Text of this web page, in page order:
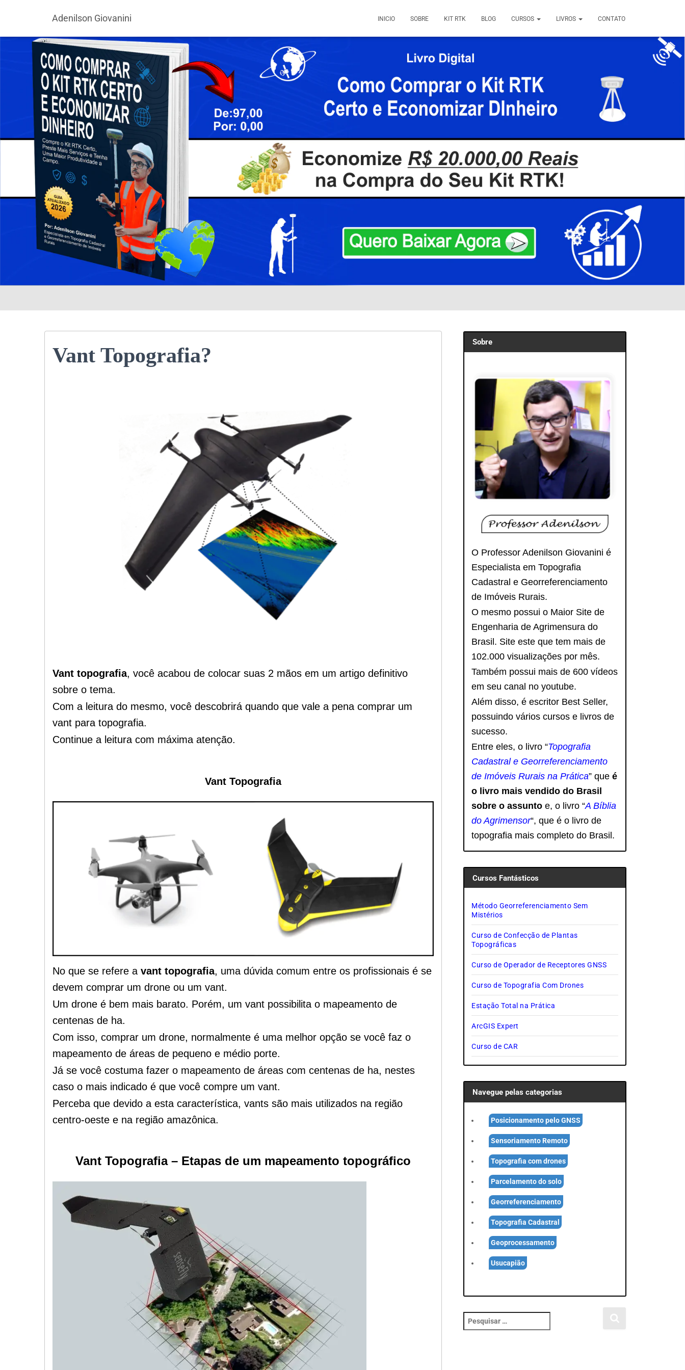
Adenilson Giovanini INICIO SOBRE KIT RTK BLOG CURSOS LIVROS CONTATO
Vant Topografia?
Vant topografia, você acabou de colocar suas 2 mãos em um artigo definitivo
sobre o tema.
Com a leitura do mesmo, você descobrirá quando que vale a pena comprar um
vant para topografia.
Continue a leitura com máxima atenção.
Vant Topografia
No que se refere a vant topografia, uma dúvida comum entre os profissionais é se
devem comprar um drone ou um vant.
Um drone é bem mais barato. Porém, um vant possibilita o mapeamento de
centenas de ha.
Com isso, comprar um drone, normalmente é uma melhor opção se você faz o
mapeamento de áreas de pequeno e médio porte.
Já se você costuma fazer o mapeamento de áreas com centenas de ha, nestes
caso o mais indicado é que você compre um vant.
Perceba que devido a esta característica, vants são mais utilizados na região
centro-oeste e na região amazônica.
Vant Topografia – Etapas de um mapeamento topográfico
Sobre
O Professor Adenilson Giovanini é
Especialista em Topografia
Cadastral e Georreferenciamento
de Imóveis Rurais.
O mesmo possui o Maior Site de
Engenharia de Agrimensura do
Brasil. Site este que tem mais de
102.000 visualizações por mês.
Também possui mais de 600 vídeos
em seu canal no youtube.
Além disso, é escritor Best Seller,
possuindo vários cursos e livros de
sucesso.
Entre eles, o livro “Topografia
Cadastral e Georreferenciamento
de Imóveis Rurais na Prática” queé
o livro mais vendido do Brasil
sobre o assuntoe, o livro “A Bíblia
do Agrimensor“, que é o livro de
topografia mais completo do Brasil.
Cursos Fantásticos
Método Georreferenciamento Sem
Mistérios
Curso de Confecção de Plantas
Topográficas
Curso de Operador de Receptores GNSS
Curso de Topografia Com Drones
Estação Total na Prática
ArcGIS Expert
Curso de CAR
Navegue pelas categorias
Posicionamento pelo GNSS
Sensoriamento Remoto
Topografia com drones
Parcelamento do solo
Georreferenciamento
Topografia Cadastral
Geoprocessamento
Usucapião
e